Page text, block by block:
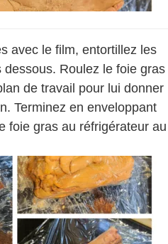
avec le film, entortillez les
dessous. Roulez le foie gras
de travail pour lui donner
Terminez en enveloppant
foie gras au réfrigérateur au